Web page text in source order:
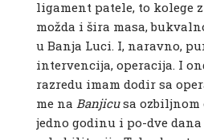
ligament patele, to kolege
možda i šira masa,
u Banja Luci. I, naravno,
intervencija, operacija. I
razredu imam dodir sa
me na Banjicusa ozbiljnom
jedno godinu i po-dve